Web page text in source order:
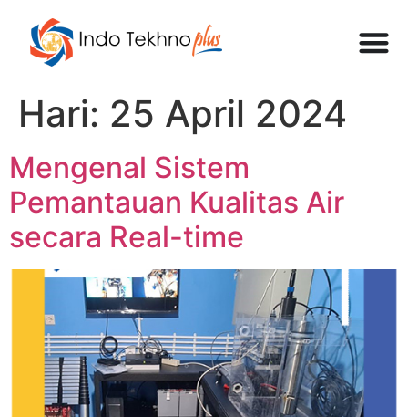
Hari: 25 April 2024
Mengenal Sistem
Pemantauan Kualitas Air
secara Real-time